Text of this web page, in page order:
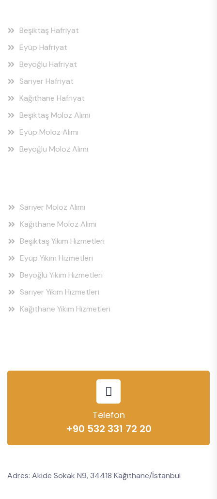
Beşiktaş Hafriyat
Eyüp Hafriyat
Beyoğlu Hafriyat
Sarıyer Hafriyat
Kağıthane Hafriyat
Beşiktaş Moloz Alımı
Eyüp Moloz Alımı
Beyoğlu Moloz Alımı
Sarıyer Moloz Alımı
Kağıthane Moloz Alımı
Beşiktaş Yıkım Hizmetleri
Eyüp Yıkım Hizmetleri
Beyoğlu Yıkım Hizmetleri
Sarıyer Yıkım Hizmetleri
Kağıthane Yıkım Hizmetleri
Telefon
+90 532 331 72 20
Adres: Akide Sokak N9, 34418 Kağıthane/İstanbul